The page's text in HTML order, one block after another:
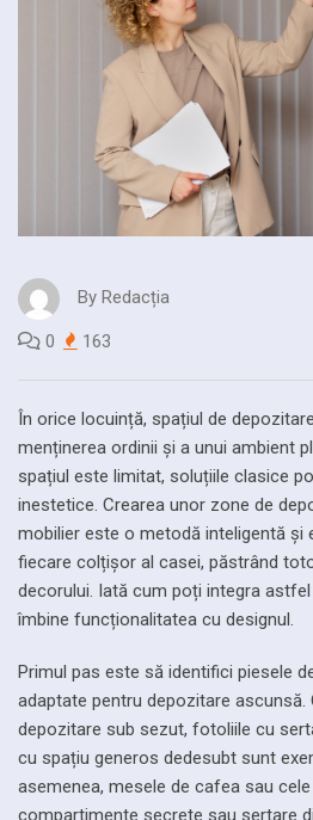
By Redacția
0 163
În orice locuință, spațiul de
menținerea ordinii și a unui ambient
spațiul este limitat, soluțiile clasice
inestetice. Crearea unor zone de
mobilier este o metodă inteligentă și
fiecare colțișor al casei, păstrând
decorului. Iată cum poți integra
îmbine funcționalitatea cu designul.
Primul pas este să identifici piesele
adaptate pentru depozitare ascunsă.
depozitare sub sezut, fotoliile cu
cu spațiu generos dedesubt sunt
asemenea, mesele de cafea sau
compartimente secrete sau sertare